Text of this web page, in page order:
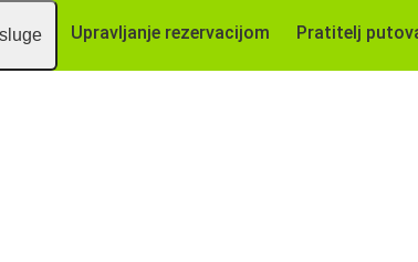
Upravljanje rezervacijom Pratitelj